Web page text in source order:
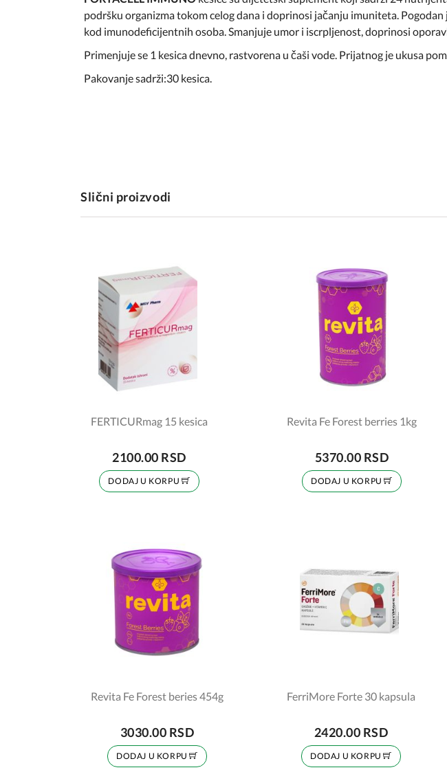
podršku organizma tokom celog dana i doprinosi jačanju imuniteta.
kod imunodeficijentnih osoba. Smanjuje umor i iscrpljenost, doprinosi
Primenjuje se 1 kesica dnevno, rastvorena u čaši vode. Prijatnog je ukusa
Pakovanje sadrži:30 kesica.
Slični proizvodi
FERTICURmag 15 kesica
2100.00 RSD
DODAJ U KORPU
Revita Fe Forest berries 1kg
5370.00 RSD
DODAJ U KORPU
Revita Fe Forest beries 454g
3030.00 RSD
DODAJ U KORPU
FerriMore Forte 30 kapsula
2420.00 RSD
DODAJ U KORPU